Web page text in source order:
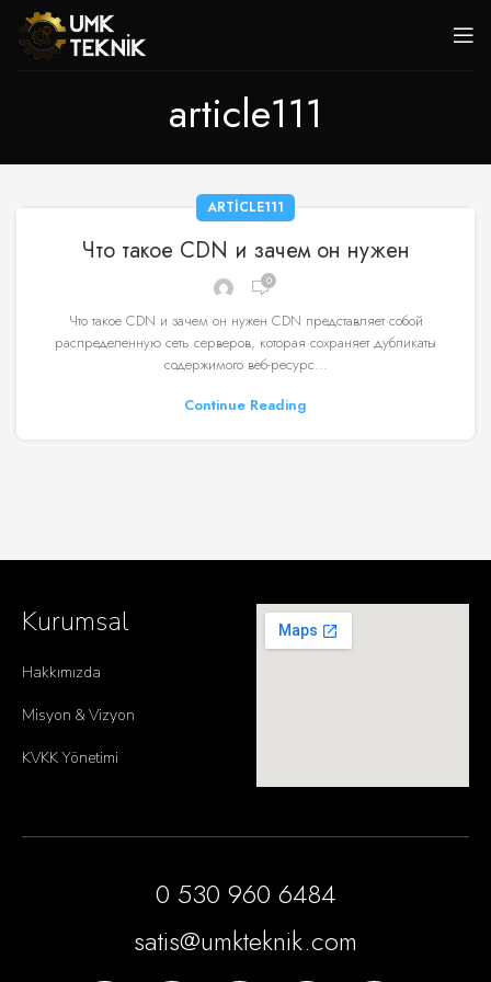
article111
ARTICLE111
Что такое CDN и зачем он нужен
0
Что такое CDN и зачем он нужен CDN представляет собой
распределенную сеть серверов, которая сохраняет дубликаты
содержимого веб-ресурс...
Continue Reading
Kurumsal
Hakkımızda
Misyon & Vizyon
KVKK Yönetimi
0 530 960 6484
satis@umkteknik.com